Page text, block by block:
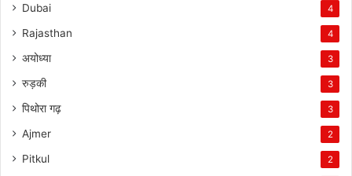
Dubai 4
Rajasthan 4
अयोध्या 3
रुड़की 3
पिथोरा गढ़ 3
Ajmer 2
Pitkul 2